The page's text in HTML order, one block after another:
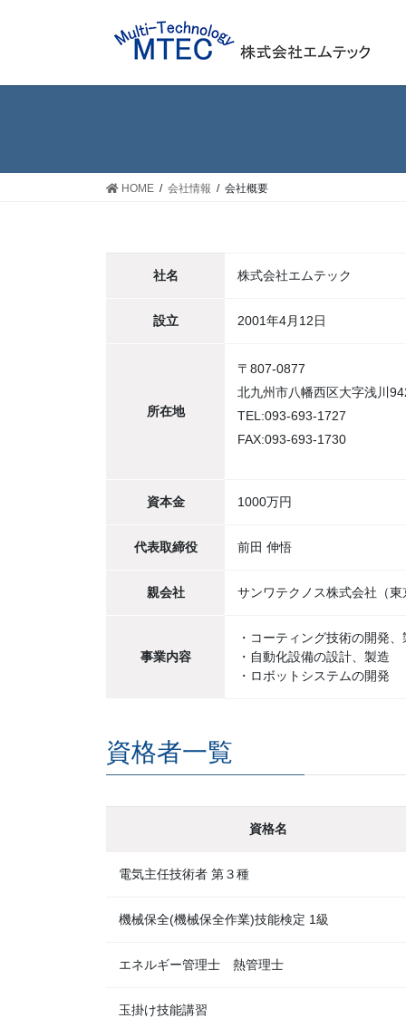
HOME 会社情報 会社概要
社名 株式会社エムテック
設立 2001年4月12日
所在地
〒807-0877
北九州市八幡西区大字浅川
TEL:093-693-1727
FAX:093-693-1730
資本金 1000万円
代表取締役 前田 伸悟
親会社 サンワテクノス株式会社（東
事業内容
・コーティング技術の開発、
・自動化設備の設計、製造
・ロボットシステムの開発
資格者一覧
資格名
電気主任技術者 第３種
機械保全(機械保全作業)技能検定 1級
エネルギー管理士 熱管理士
玉掛け技能講習